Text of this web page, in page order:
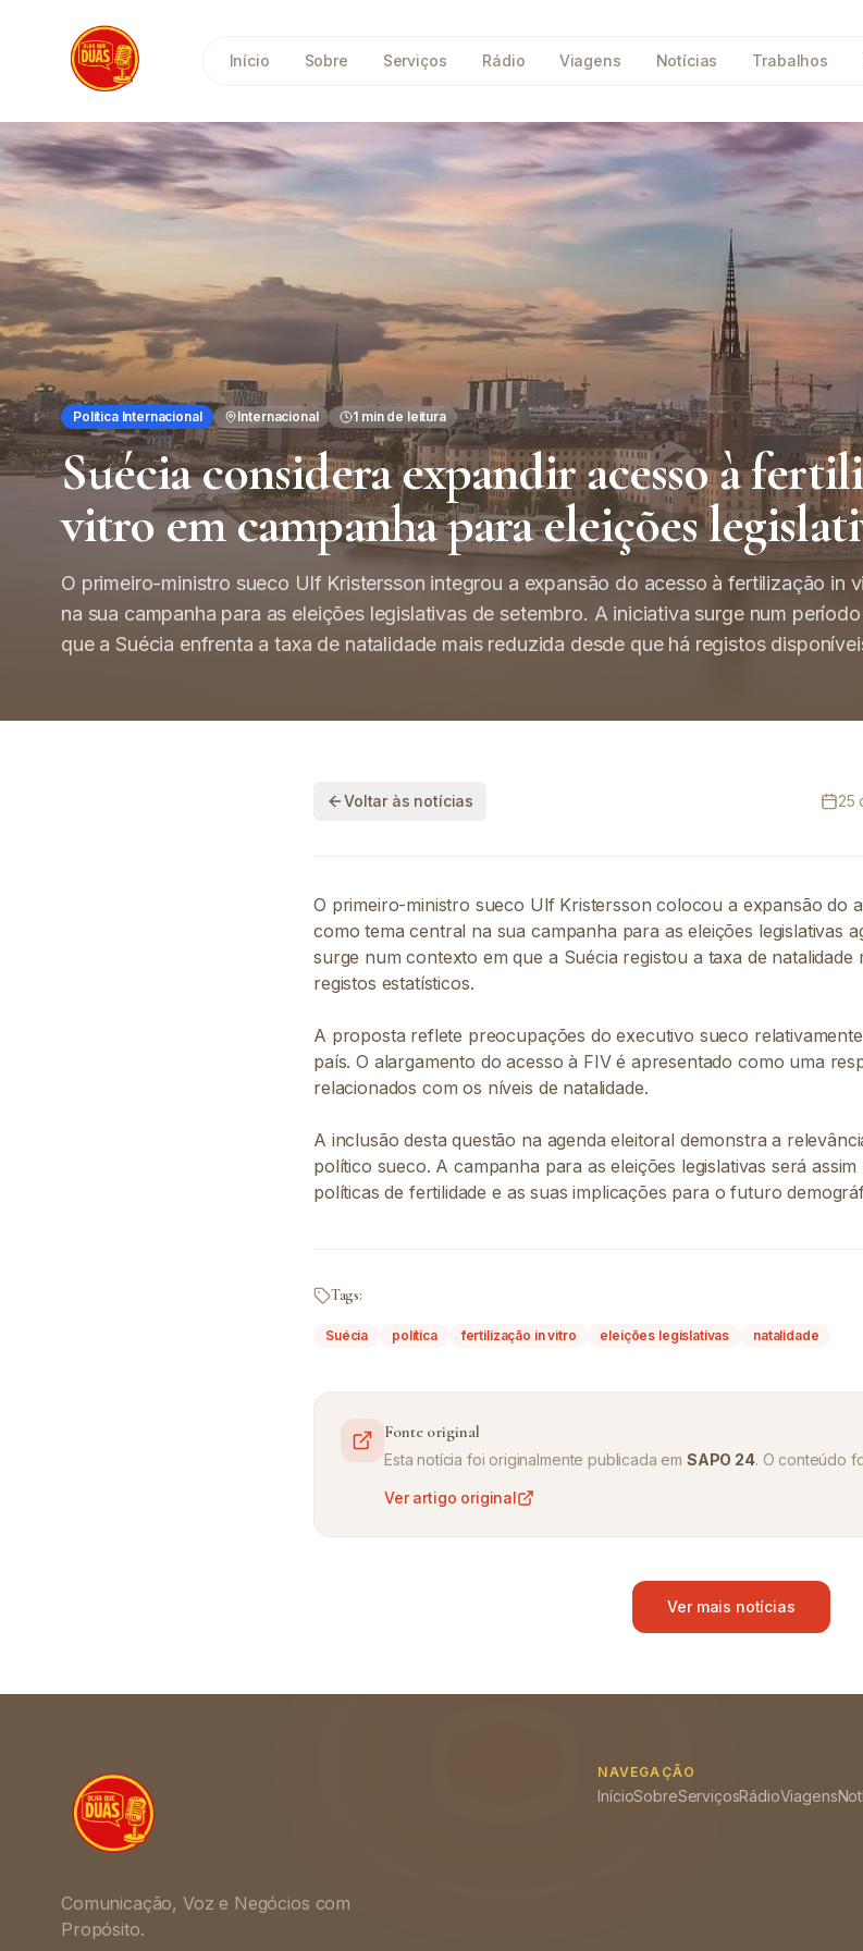
Início Sobre Serviços Rádio Viagens Notícias Trabalhos
Política Internacional Internacional 1 min de leitura
Suécia considera expandir acesso à
vitro em campanha para eleições
O primeiro-ministro sueco Ulf Kristersson integrou a expansão do acesso à fertilização in
na sua campanha para as eleições legislativas de setembro. A iniciativa surge num período
que a Suécia enfrenta a taxa de natalidade mais reduzida desde que há registos
Voltar às notícias 25
O primeiro-ministro sueco Ulf Kristersson colocou a expansão do
como tema central na sua campanha para as eleições legislativas
surge num contexto em que a Suécia registou a taxa de natalidade
registos estatísticos.
A proposta reflete preocupações do executivo sueco
país. O alargamento do acesso à FIV é apresentado como uma
relacionados com os níveis de natalidade.
A inclusão desta questão na agenda eleitoral demonstra a
político sueco. A campanha para as eleições legislativas será
políticas de fertilidade e as suas implicações para o futuro
Tags:
Suécia política fertilização in vitro eleições legislativas natalidade
Fonte original
Esta notícia foi originalmente publicada em SAPO 24. O conteúdo
Ver artigo original
Ver mais notícias
Comunicação, Voz e Negócios com
Propósito.
NAVEGAÇÃO
InícioSobreServiçosRádioViagens